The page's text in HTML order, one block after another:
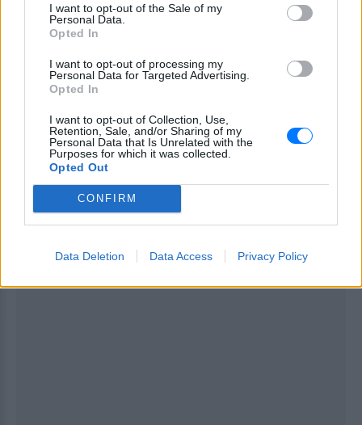
I want to opt-out of the Sale of my
Personal Data.
Opted In
I want to opt-out of processing my
Personal Data for Targeted Advertising.
Opted In
I want to opt-out of Collection, Use,
Retention, Sale, and/or Sharing of my
Personal Data that Is Unrelated with the
Purposes for which it was collected.
Opted Out
CONFIRM
Data Deletion Data Access Privacy Policy
της τράπεζας.